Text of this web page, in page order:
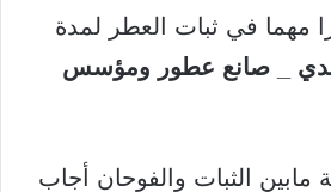
مهما في ثبات العطر لمدة
_ صانع عطور ومؤسس
الثبات والفوحان أجاب